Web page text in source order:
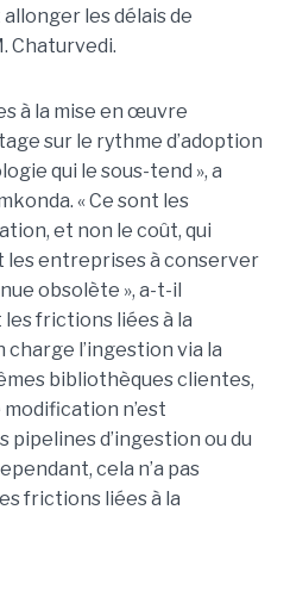
les délais de
Chaturvedi.
à la mise en œuvre
sur le rythme d’adoption
qui le sous-tend », a
« Ce sont les
et non le coût, qui
entreprises à conserver
obsolète », a-t-il
les frictions liées à la
l’ingestion via la
bibliothèques clientes,
modification n’est
pipelines d’ingestion ou du
cela n’a pas
frictions liées à la